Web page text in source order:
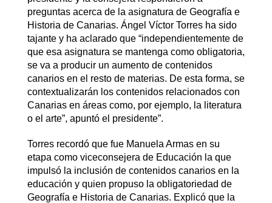
preguntas acerca de la asignatura de Geografía e
Historia de Canarias. Ángel Víctor Torres ha sido
tajante y ha aclarado que “independientemente de
que esa asignatura se mantenga como obligatoria,
se va a producir un aumento de contenidos
canarios en el resto de materias. De esta forma, se
contextualizarán los contenidos relacionados con
Canarias en áreas como, por ejemplo, la literatura
o el arte”, apuntó el presidente”.
Torres recordó que fue Manuela Armas en su
etapa como viceconsejera de Educación la que
impulsó la inclusión de contenidos canarios en la
educación y quien propuso la obligatoriedad de
Geografía e Historia de Canarias. Explicó que la